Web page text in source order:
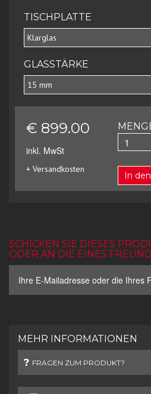
TISCHPLATTE
Klarglas
GLASSTÄRKE
15 mm
€ 899.00
inkl. MwSt
+ Versandkosten
In
SCHICKEN SIE DIESES
ODER AN DIE EINES
MEHR INFORMATIONEN
FRAGEN ZUM PRODUKT?